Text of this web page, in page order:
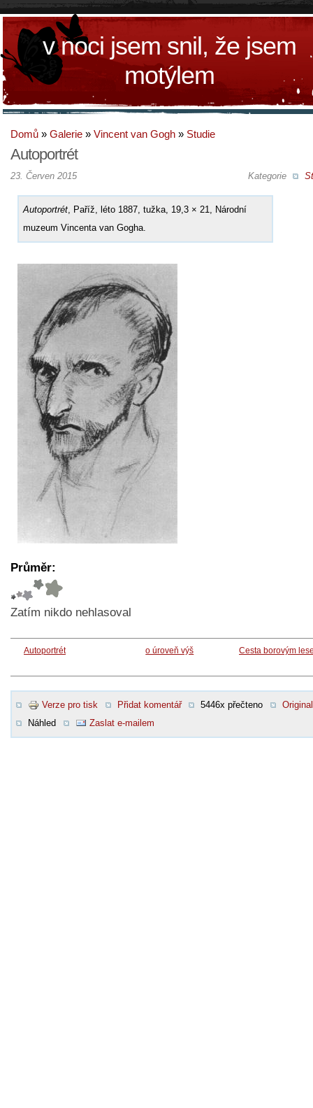
v noci jsem snil, že jsem
motýlem
Domů » Galerie » Vincent van Gogh » Studie
Autoportrét
Kategorie
23. Červen 2015
Autoportrét , Paříž, léto 1887, tužka, 19,3 × 21, Národní
muzeum Vincenta van Gogha.
Průměr:
Zatím nikdo nehlasoval
Autoportrét o úroveň výš Cesta borovým
Verze pro tisk Přidat komentář 5446x přečteno
Original
Náhled
Zaslat e-mailem